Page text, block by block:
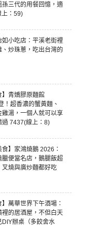
三代的用餐回憶，適
上：59)
如小吃店：平溪老街裡
炒珠蔥，吃出台灣的
】青嬌膠原麵館
！超香濃的蟹黃麵、
湯，一個人就可以享
過 7437(線上：8)
食】家鴻燒鵝 2026：
便當名店，鵝腿飯超
燒與廣炒麵都好吃
】萬華世界下午酒場：
的居酒屋，不但白天
辦桌（多餃舍水